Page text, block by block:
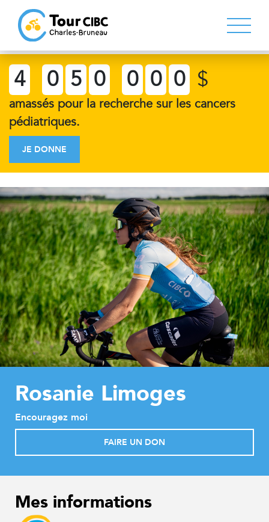
4 0 5 0 0 0 0 $
amassés pour la recherche sur les cancers
pédiatriques.
JE DONNE
Rosanie Limoges
Encouragez moi
FAIRE UN DON
Mes informations